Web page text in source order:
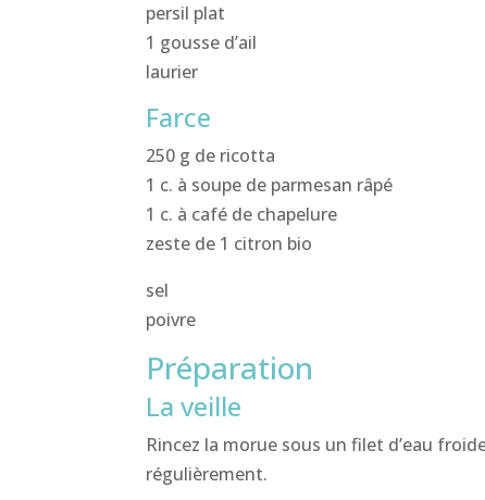
persil plat
1 gousse d’ail
laurier
Farce
250 g de ricotta
1 c. à soupe de parmesan râpé
1 c. à café de chapelure
zeste de 1 citron bio
sel
poivre
Préparation
La veille
Rincez la morue sous un filet d’eau
régulièrement.